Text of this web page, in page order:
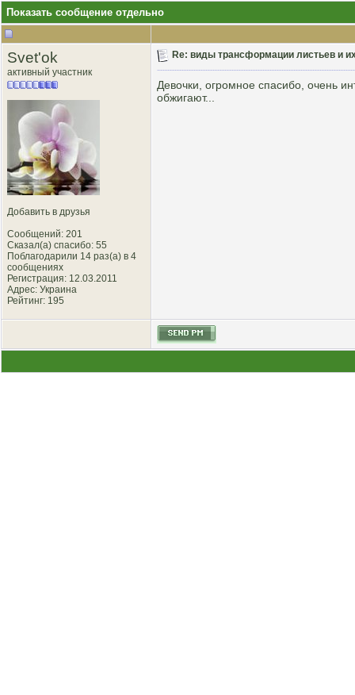
Показать сообщение отдельно
Svet'ok
активный участник
Добавить в друзья
Сообщений: 201
Сказал(а) спасибо: 55
Поблагодарили 14 раз(а) в 4
сообщениях
Регистрация: 12.03.2011
Адрес: Украина
Рейтинг: 195
Re: виды трансформации листьев и
Девочки, огромное спасибо, очень
обжигают...